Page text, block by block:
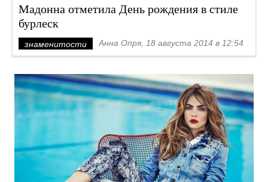
Мадонна отметила День рождения в стиле
бурлеск
знаменитости Анна Опря, 18 августа 2014 в 12:54